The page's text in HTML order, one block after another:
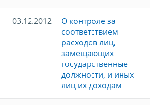
03.12.2012
О контроле за
соответствием
расходов лиц,
замещающих
государственные
должности, и иных
лиц их доходам